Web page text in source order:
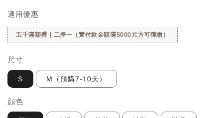
適用優惠
五千滿額禮｜二擇一（實付款金額滿5000元方可獲贈）
尺寸
S M（預購7-10天）
顔色